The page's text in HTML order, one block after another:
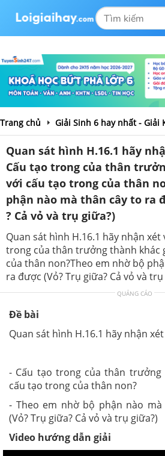
Trang chủ Giải Sinh 6 hay nhất -
Quan sát hình H.16.1 hãy
Cấu tạo trong của thân
với cấu tạo trong của thân
phận nào mà thân cây to ra
? Cả vỏ và trụ giữa?)
Quan sát hình H.16.1 hãy nhận xét
trong của thân trưởng thành khác
của thân non?Theo em nhờ bộ
ra được (Vỏ? Trụ giữa? Cả vỏ và trụ
QUẢNG CÁO
Đề bài
Quan sát hình H.16.1 hãy nhận
- Cấu tạo trong của thân trưởng
cấu tạo trong của thân non?
- Theo em nhờ bộ phận nào
(Vỏ? Trụ giữa? Cả vỏ và trụ giữa?)
Video hướng dẫn giải